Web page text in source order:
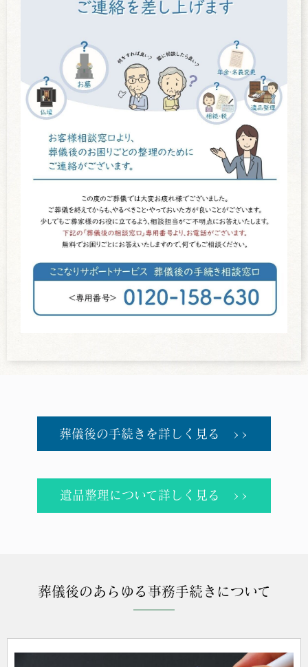
葬儀後の手続きを詳しく見る >>
遺品整理について詳しく見る >>
葬儀後のあらゆる事務手続きについて